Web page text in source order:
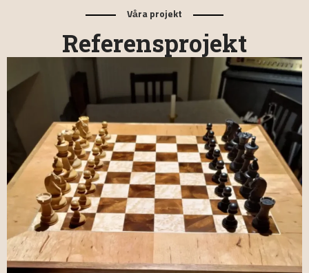
Våra projekt
Referensprojekt